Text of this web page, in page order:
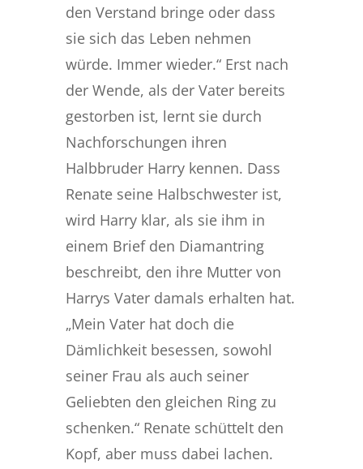
den Verstand bringe oder dass
sie sich das Leben nehmen
würde. Immer wieder.“ Erst nach
der Wende, als der Vater bereits
gestorben ist, lernt sie durch
Nachforschungen ihren
Halbbruder Harry kennen. Dass
Renate seine Halbschwester ist,
wird Harry klar, als sie ihm in
einem Brief den Diamantring
beschreibt, den ihre Mutter von
Harrys Vater damals erhalten hat.
„Mein Vater hat doch die
Dämlichkeit besessen, sowohl
seiner Frau als auch seiner
Geliebten den gleichen Ring zu
schenken.“ Renate schüttelt den
Kopf, aber muss dabei lachen.